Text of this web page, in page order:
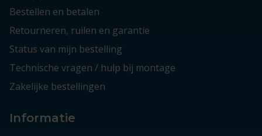
Bestellen en betalen
Retourneren, ruilen en garantie
Status van mijn bestelling
Technische vragen / hulp bij montage
Zakelijke bestellingen
Informatie